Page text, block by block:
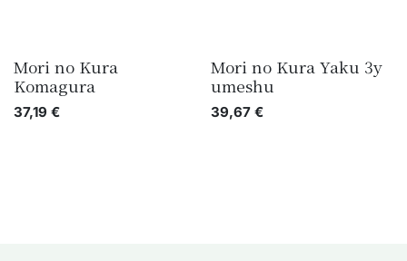
Mori no Kura
Komagura
37,19 €
Mori no Kura Yaku 3y
umeshu
39,67€